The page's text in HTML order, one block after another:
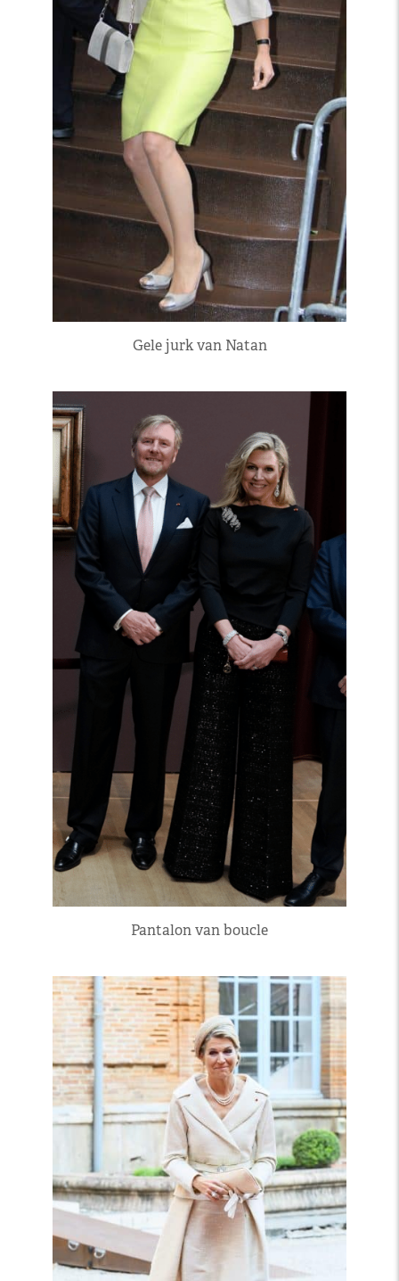
Gele jurk van Natan
Pantalon van boucle